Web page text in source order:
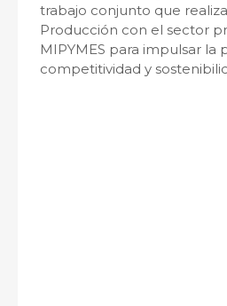
trabajo conjunto que
Producción con el sector
MIPYMES para impulsar la
competitividad y